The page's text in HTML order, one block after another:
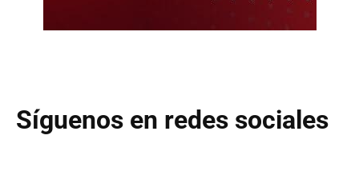
Síguenos en redes sociales